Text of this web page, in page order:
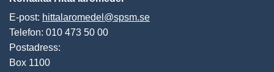
E-post: hittalaromedel@spsm.se
Telefon: 010 473 50 00
Postadress:
Box 1100